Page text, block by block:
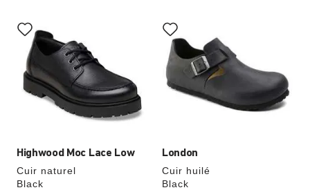
Highwood Moc Lace Low
Cuir naturel
Black
sur
les
échantillons
couleurs
modifiera
l’image
London
Cuir huilé
Black
sur
les
échantillons
de
couleurs
modifiera